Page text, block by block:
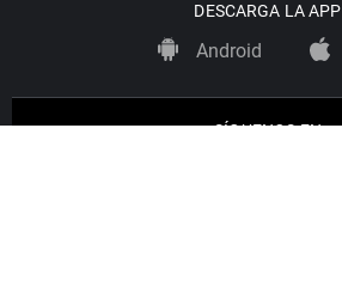
DESCARGA LA APP
Android
SÍGUENOS EN